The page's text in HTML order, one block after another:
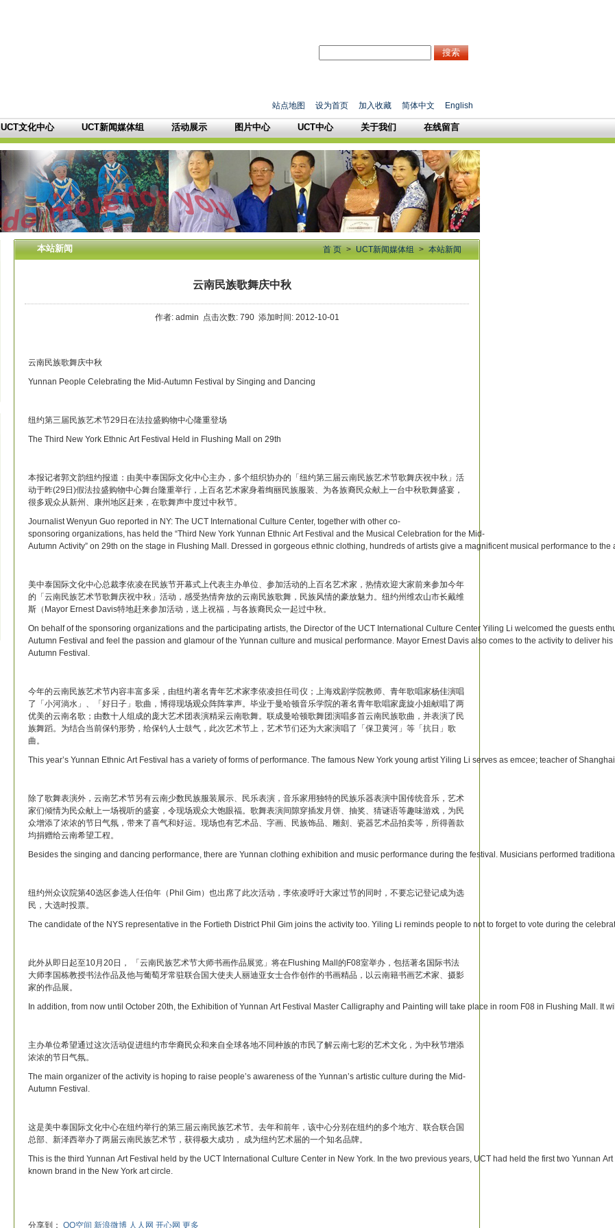
English
简体中文
加入收藏
设为首页
站点地图
搜索
UCT文化中心 UCT新闻媒体组 活动展示 图片中心 UCT中心 关于我们 在线留言
首 页 > UCT新闻媒体组 > 本站新闻
本站新闻
云南民族歌舞庆中秋
作者: admin 点击次数: 790 添加时间: 2012-10-01
云南民族歌舞庆中秋
Yunnan People Celebrating the Mid-Autumn Festival by Singing and Dancing
纽约第三届民族艺术节29日在法拉盛购物中心隆重登场
The Third New York Ethnic Art Festival Held in Flushing Mall on 29th
本报记者郭文韵纽约报道：由美中泰国际文化中心主办，多个组织协办的「纽约第三届云南民族艺术节歌舞庆祝中秋」活
动于昨(29日)假法拉盛购物中心舞台隆重举行，上百名艺术家身着绚丽民族服装、为各族裔民众献上一台中秋歌舞盛宴，
很多观众从新州、康州地区赶来，在歌舞声中度过中秋节。
Journalist Wenyun Guo reported in NY: The UCT International Culture Center, together with other co-
sponsoring organizations, has held the “Third New York Yunnan Ethnic Art Festival and the Musical Celebration for the Mid-
Autumn Activity” on 29th on the stage in Flushing Mall. Dressed in gorgeous ethnic clothing, hundreds of artists give a magnificent musical performance to
美中泰国际文化中心总裁李依凌在民族节开幕式上代表主办单位、参加活动的上百名艺术家，热情欢迎大家前来参加今年
的「云南民族艺术节歌舞庆祝中秋」活动，感受热情奔放的云南民族歌舞，民族风情的豪放魅力。纽约州维农山市长戴维
斯（Mayor Ernest Davis特地赶来参加活动，送上祝福，与各族裔民众一起过中秋。
On behalf of the sponsoring organizations and the participating artists, the Director of the UCT International Culture Center Yiling Li welcomed the guests
Autumn Festival and feel the passion and glamour of the Yunnan culture and musical performance. Mayor Ernest Davis also comes to the activity to deliver
Autumn Festival.
今年的云南民族艺术节内容丰富多采，由纽约著名青年艺术家李依凌担任司仪；上海戏剧学院教师、青年歌唱家杨佳演唱
了「小河淌水」、「好日子」歌曲，博得现场观众阵阵掌声。毕业于曼哈顿音乐学院的著名青年歌唱家庞旋小姐献唱了两
优美的云南名歌；由数十人组成的庞大艺术团表演精采云南歌舞。联成曼哈顿歌舞团演唱多首云南民族歌曲，并表演了民
族舞蹈。为结合当前保钓形势，给保钓人士鼓气，此次艺术节上，艺术节们还为大家演唱了「保卫黄河」等「抗日」歌
曲。
This year’s Yunnan Ethnic Art Festival has a variety of forms of performance. The famous New York young artist Yiling Li serves as emcee; teacher of
除了歌舞表演外，云南艺术节另有云南少数民族服装展示、民乐表演，音乐家用独特的民族乐器表演中国传统音乐，艺术
家们倾情为民众献上一场视听的盛宴，令现场观众大饱眼福。歌舞表演间隙穿插发月饼、抽奖、猜谜语等趣味游戏，为民
众增添了浓浓的节日气氛，带来了喜气和好运。现场也有艺术品、字画、民族饰品、雕刻、瓷器艺术品拍卖等，所得善款
均捐赠给云南希望工程。
Besides the singing and dancing performance, there are Yunnan clothing exhibition and music performance during the festival. Musicians performed
纽约州众议院第40选区参选人任伯年（Phil Gim）也出席了此次活动，李依凌呼吁大家过节的同时，不要忘记登记成为选
民，大选时投票。
The candidate of the NYS representative in the Fortieth District Phil Gim joins the activity too. Yiling Li reminds people to not to forget to vote during the
此外从即日起至10月20日， 「云南民族艺术节大师书画作品展览」将在Flushing Mall的F08室举办，包括著名国际书法
大师李国栋教授书法作品及他与葡萄牙常驻联合国大使夫人丽迪亚女士合作创作的书画精品，以云南籍书画艺术家、摄影
家的作品展。
In addition, from now until October 20th, the Exhibition of Yunnan Art Festival Master Calligraphy and Painting will take place in room F08 in Flushing Mall.
主办单位希望通过这次活动促进纽约市华裔民众和来自全球各地不同种族的市民了解云南七彩的艺术文化，为中秋节增添
浓浓的节日气氛。
The main organizer of the activity is hoping to raise people’s awareness of the Yunnan’s artistic culture during the Mid-
Autumn Festival.
这是美中泰国际文化中心在纽约举行的第三届云南民族艺术节。去年和前年，该中心分别在纽约的多个地方、联合联合国
总部、新泽西举办了两届云南民族艺术节，获得极大成功， 成为纽约艺术届的一个知名品牌。
This is the third Yunnan Art Festival held by the UCT International Culture Center in New York. In the two previous years, UCT had held the first two
known brand in the New York art circle.
分享到： QQ空间 新浪微博 人人网 开心网 更多